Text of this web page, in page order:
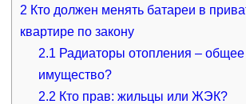
2 Кто должен менять батареи в
квартире по закону
2.1 Радиаторы отопления – общее
имущество?
2.2 Кто прав: жильцы или ЖЭК?